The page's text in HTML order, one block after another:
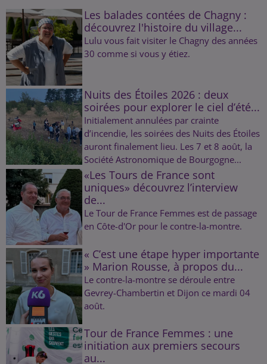
Les balades contées de Chagny :
découvrez l'histoire du village...
Lulu vous fait visiter le Chagny des années
30 comme si vous y étiez.
Nuits des Étoiles 2026 : deux
soirées pour explorer le ciel d’été...
Initialement annulées par crainte
d’incendie, les soirées des Nuits des Étoiles
auront finalement lieu. Les 7 et 8 août, la
Société Astronomique de Bourgogne...
«Les Tours de France sont
uniques» découvrez l’interview
de...
Le Tour de France Femmes est de passage
en Côte-d'Or pour le contre-la-montre.
« C’est une étape hyper importante
» Marion Rousse, à propos du...
Le contre-la-montre se déroule entre
Gevrey-Chambertin et Dijon ce mardi 04
août.
Tour de France Femmes : une
initiation aux premiers secours
au...